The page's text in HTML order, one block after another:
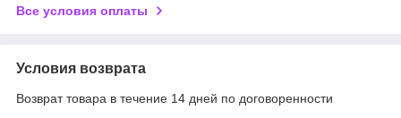
Все условия оплаты
Условия возврата
Возврат товара в течение 14 дней по договоренности